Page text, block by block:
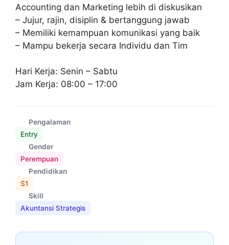
Accounting dan Marketing lebih di diskusikan
– Jujur, rajin, disiplin & bertanggung jawab
– Memiliki kemampuan komunikasi yang baik
– Mampu bekerja secara Individu dan Tim
Hari Kerja: Senin – Sabtu
Jam Kerja: 08:00 – 17:00
Pengalaman
Entry
Gender
Perempuan
Pendidikan
S1
Skill
Akuntansi Strategis